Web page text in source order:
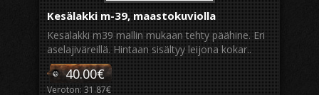
Kesälakki m-39, maastokuviolla
Kesälakki m39 mallin mukaan tehty päähine. Eri
aselajiväreillä. Hintaan sisältyy leijona kokar..
40.00€
Veroton: 31.87€